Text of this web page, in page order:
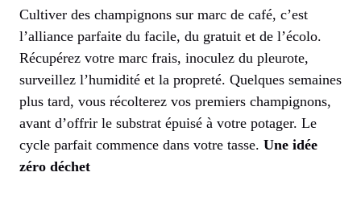
Cultiver des champignons sur marc de café, c’est
l’alliance parfaite du facile, du gratuit et de l’écolo.
Récupérez votre marc frais, inoculez du pleurote,
surveillez l’humidité et la propreté. Quelques semaines
plus tard, vous récolterez vos premiers champignons,
avant d’offrir le substrat épuisé à votre potager. Le
cycle parfait commence dans votre tasse. Une idée
zéro déchet